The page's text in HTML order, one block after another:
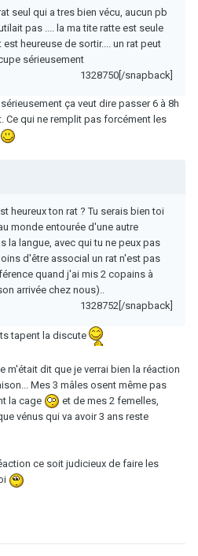
seul qui a tres bien vécu, aucun pb
pas .... la ma tite ratte est seule
heureuse de sortir.... un rat peut
sérieusement
1328750[/snapback]
ça veut dire passer 6 à 8h
Ce qui ne remplit pas forcément les
heureux ton rat ? Tu serais bien toi
monde entourée d'une autre
la langue, avec qui tu ne peux pas
d'être associal un rat n'est pas
quand j'ai mis 2 copains à
arrivée chez nous)..
1328752[/snapback]
tapent la discute
m'était dit que je verrai bien la réaction
Mes 3 mâles osent même pas
la cage
et de mes 2 femelles,
vénus qui va avoir 3 ans reste
ce soit judicieux de faire les